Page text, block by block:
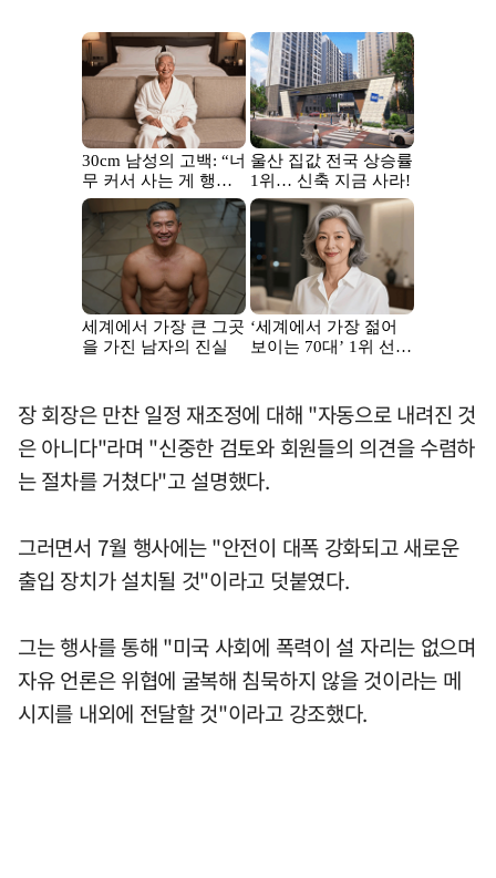
장 회장은 만찬 일정 재조정에 대해 "자동으로 내려진 것
은 아니다"라며 "신중한 검토와 회원들의 의견을 수렴하
는 절차를 거쳤다"고 설명했다.
그러면서 7월 행사에는 "안전이 대폭 강화되고 새로운
출입 장치가 설치될 것"이라고 덧붙였다.
그는 행사를 통해 "미국 사회에 폭력이 설 자리는 없으며
자유 언론은 위협에 굴복해 침묵하지 않을 것이라는 메
시지를 내외에 전달할 것"이라고 강조했다.